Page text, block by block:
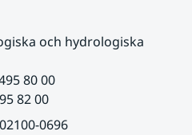
och hydrologiska
80 00
82 00
0696